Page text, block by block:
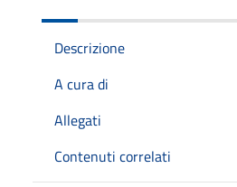
Descrizione
A cura di
Allegati
Contenuti correlati